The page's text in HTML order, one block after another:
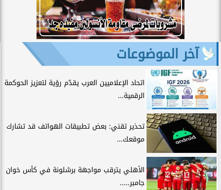
آخر الموضوعات
اتحاد الإعلاميين العرب يقدّم رؤية لتعزيز الحوكمة
الرقمية...
تحذير تقني: بعض تطبيقات الهواتف قد تشارك
موقعك...
الأهلي يترقب مواجهة برشلونة في كأس خوان
جامبر.....